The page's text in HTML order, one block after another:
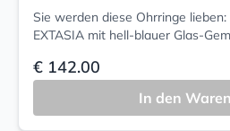
Sie werden diese Ohrringe
EXTASIA mit hell-blauer Glas-
€ 142.00
In den